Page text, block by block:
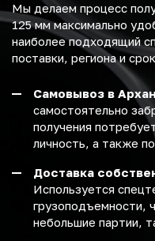
Мы делаем процесс
125 мм максимально
наиболее подходящий
поставки, региона и
Самовывоз в
самостоятельно
получения
личность, а также
Доставка
Используется
грузоподъемности,
небольшие партии,